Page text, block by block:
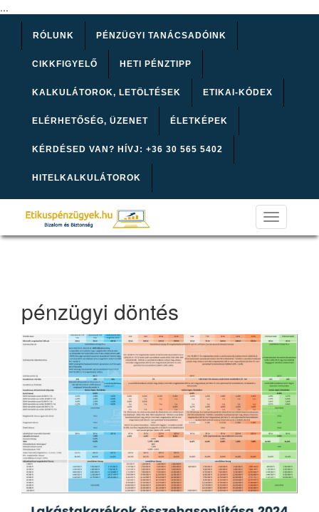
...
RÓLUNK PÉNZÜGYI TANÁCSADÓINK
CIKKFIGYELŐ HETI PÉNZTIPP
KALKULÁTOROK, LETÖLTÉSEK ETIKAI-KÓDEX
ELÉRHETŐSÉG, ÜZENET ÉLETKÉPEK
KÉRDÉSED VAN? HÍVJ: +36 30 565 5402
HITELKALKULÁTOROK
Toggle
navigation
pénzügyi döntés